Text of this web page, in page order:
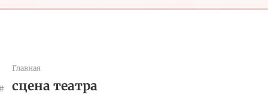
Главная
сцена театра